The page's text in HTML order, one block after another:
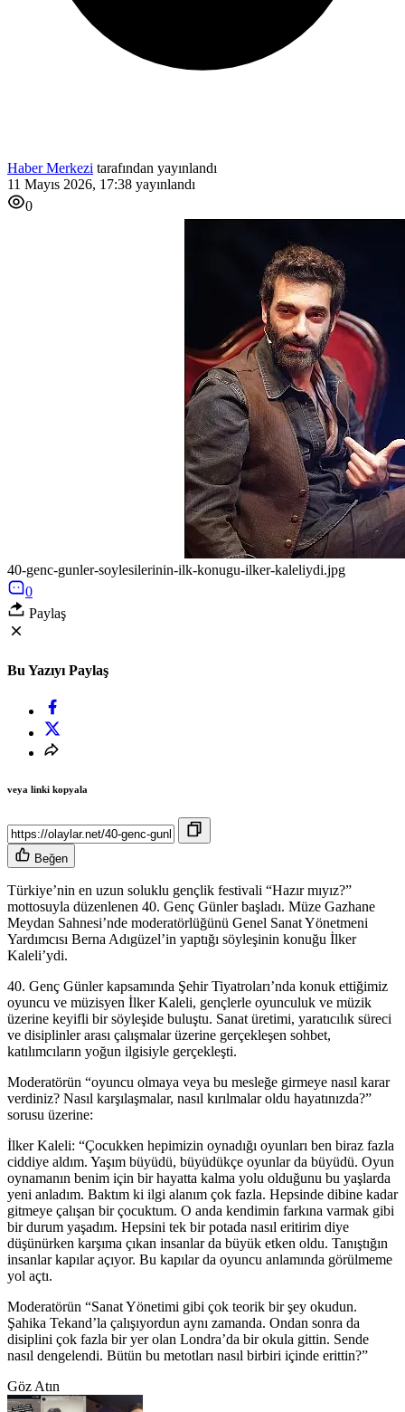
Haber Merkezi tarafından yayınlandı
11 Mayıs 2026, 17:38 yayınlandı
0
40-genc-gunler-soylesilerinin-ilk-konugu-ilker-kaleliydi.jpg
0
Paylaş
Bu Yazıyı Paylaş
veya linki kopyala
Beğen
Türkiye’nin en uzun soluklu gençlik festivali “Hazır mıyız?”
mottosuyla düzenlenen 40. Genç Günler başladı. Müze Gazhane
Meydan Sahnesi’nde moderatörlüğünü Genel Sanat Yönetmeni
Yardımcısı Berna Adıgüzel’in yaptığı söyleşinin konuğu İlker
Kaleli’ydi.
40. Genç Günler kapsamında Şehir Tiyatroları’nda konuk ettiğimiz
oyuncu ve müzisyen İlker Kaleli, gençlerle oyunculuk ve müzik
üzerine keyifli bir söyleşide buluştu. Sanat üretimi, yaratıcılık süreci
ve disiplinler arası çalışmalar üzerine gerçekleşen sohbet,
katılımcıların yoğun ilgisiyle gerçekleşti.
Moderatörün “oyuncu olmaya veya bu mesleğe girmeye nasıl karar
verdiniz? Nasıl karşılaşmalar, nasıl kırılmalar oldu hayatınızda?”
sorusu üzerine:
İlker Kaleli: “Çocukken hepimizin oynadığı oyunları ben biraz fazla
ciddiye aldım. Yaşım büyüdü, büyüdükçe oyunlar da büyüdü. Oyun
oynamanın benim için bir hayatta kalma yolu olduğunu bu yaşlarda
yeni anladım. Baktım ki ilgi alanım çok fazla. Hepsinde dibine kadar
gitmeye çalışan bir çocuktum. O anda kendimin farkına varmak gibi
bir durum yaşadım. Hepsini tek bir potada nasıl eritirim diye
düşünürken karşıma çıkan insanlar da büyük etken oldu. Tanıştığın
insanlar kapılar açıyor. Bu kapılar da oyuncu anlamında görülmeme
yol açtı.
Moderatörün “Sanat Yönetimi gibi çok teorik bir şey okudun.
Şahika Tekand’la çalışıyordun aynı zamanda. Ondan sonra da
disiplini çok fazla bir yer olan Londra’da bir okula gittin. Sende
nasıl dengelendi. Bütün bu metotları nasıl birbiri içinde erittin?”
Göz Atın